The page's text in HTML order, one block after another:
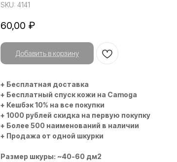
SKU: 4141
60,00 ₽
Добавить в корзину
+ Бесплатная доставка
+ Бесплатный спуск кожи на Camoga
+ Кешбэк 10% на все покупки
+ 1000 рублей скидка на первую покупку
+ Более 500 наименований в наличии
+ Продажа от одной шкурки
Размер шкуры: ~40-60 дм2